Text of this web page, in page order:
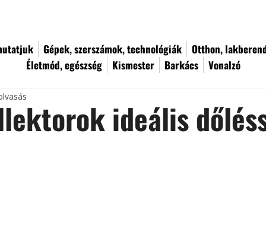
Gépek, szerszámok, technológiák
Otthon,
Életmód, egészség
Kismester Barkács Vonalzó
ideális